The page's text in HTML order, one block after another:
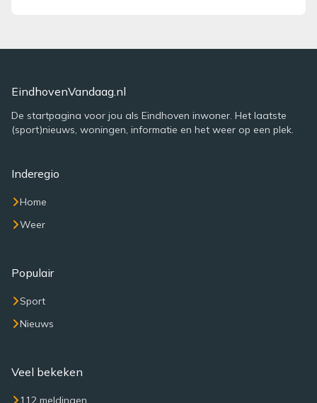
EindhovenVandaag.nl
De startpagina voor jou als Eindhoven inwoner. Het laatste
(sport)nieuws, woningen, informatie en het weer op een plek.
Inderegio
Home
Weer
Populair
Sport
Nieuws
Veel bekeken
112 meldingen